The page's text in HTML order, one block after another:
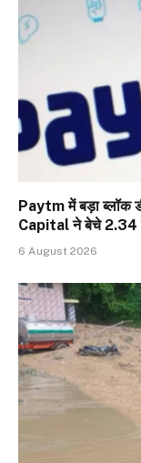
Paytm में बड़ा
Capital ने बेचे 2.34
6 August 2026